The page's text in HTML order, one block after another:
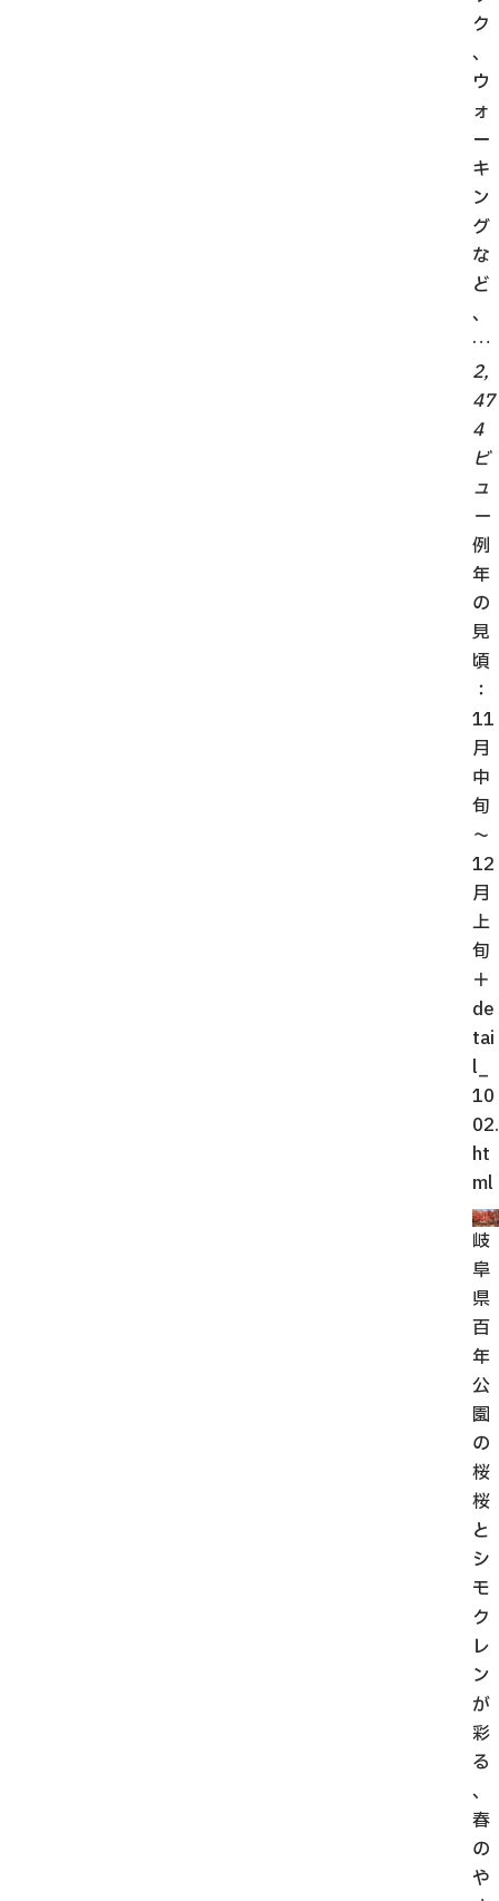
ク
、
ウ
ォ
ー
キ
ン
グ
な
ど
、
…
2,
47
4
ビ
ュ
ー
例
年
の
見
頃
：
11
月
中
旬
～
12
月
上
旬
＋
de
tai
l_
10
02.
ht
ml
岐
阜
県
百
年
公
園
の
桜
桜
と
シ
モ
ク
レ
ン
が
彩
る
、
春
の
や